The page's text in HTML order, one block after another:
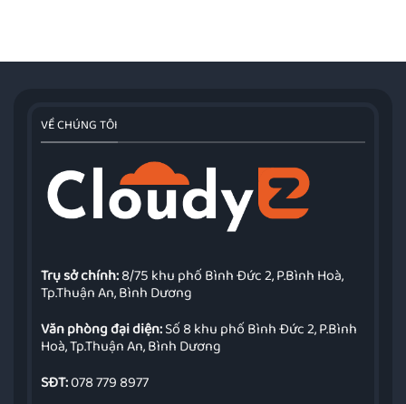
VỀ CHÚNG TÔI
Trụ sở chính:8/75 khu phố Bình Đức 2, P.Bình Hoà,
Tp.Thuận An, Bình Dương
Văn phòng đại diện:Số 8 khu phố Bình Đức 2, P.Bình
Hoà, Tp.Thuận An, Bình Dương
SĐT:078 779 8977